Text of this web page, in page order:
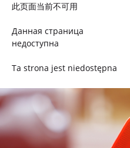
此页面当前不可用
Данная страница
недоступна
Ta strona jest niedostępna
Trang này không có
Esta página não está
disponível